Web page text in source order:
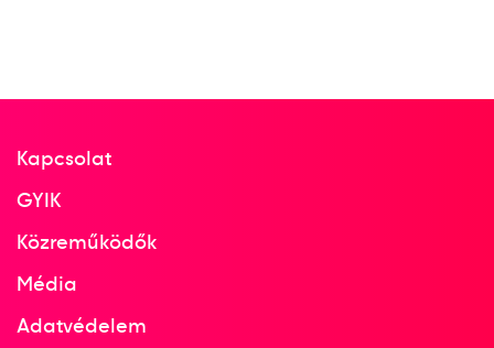
Kapcsolat
GYIK
Közreműködők
Média
Adatvédelem